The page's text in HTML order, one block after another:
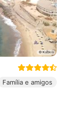
Família e amigos